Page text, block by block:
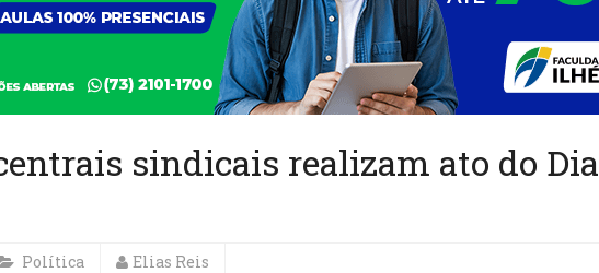
sindicais realizam ato do Dia
Política Elias Reis